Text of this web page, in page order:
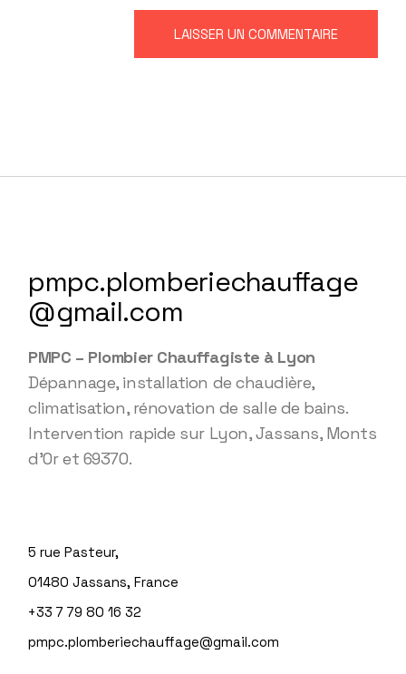
LAISSER UN COMMENTAIRE
pmpc.plomberiechauffage
@gmail.com
PMPC – Plombier Chauffagiste à Lyon
Dépannage, installation de chaudière,
climatisation, rénovation de salle de bains.
Intervention rapide sur Lyon, Jassans, Monts
d’Or et 69370.
5 rue Pasteur,
01480 Jassans, France
+33 7 79 80 16 32
pmpc.plomberiechauffage@gmail.com